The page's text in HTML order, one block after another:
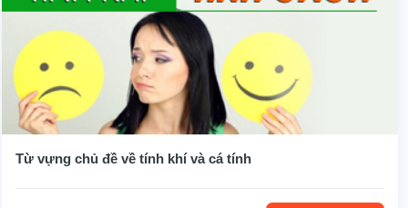
Từ vựng chủ đề về tính khí và cá tính